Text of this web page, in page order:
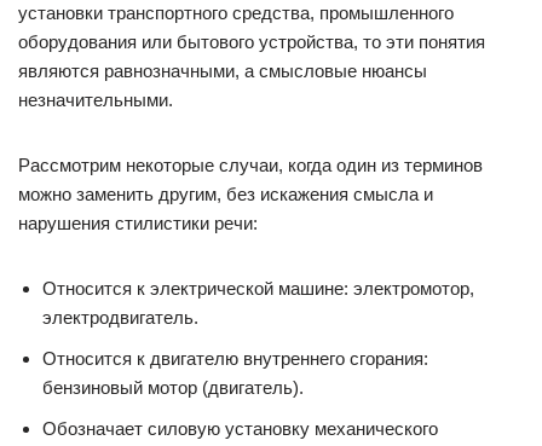
установки транспортного средства, промышленного
оборудования или бытового устройства, то эти понятия
являются равнозначными, а смысловые нюансы
незначительными.
Рассмотрим некоторые случаи, когда один из терминов
можно заменить другим, без искажения смысла и
нарушения стилистики речи:
Относится к электрической машине: электромотор,
электродвигатель.
Относится к двигателю внутреннего сгорания:
бензиновый мотор (двигатель).
Обозначает силовую установку механического